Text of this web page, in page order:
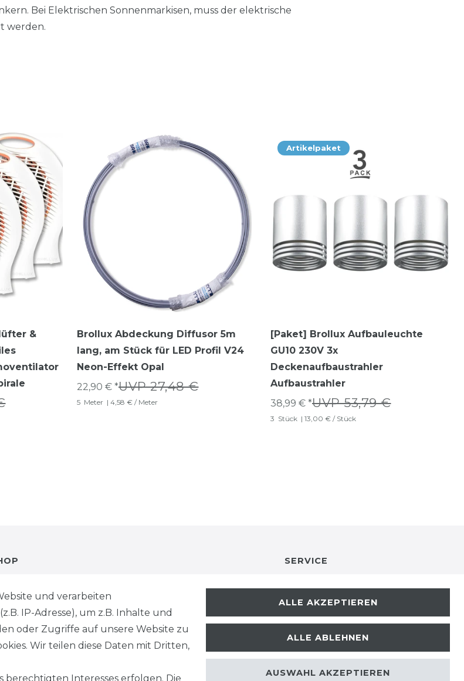
Bei Elektrischen Sonnenmarkisen, muss der elektrische
werden.
&
Brollux Abdeckung Diffusor 5m
lang, am Stück für LED Profil V24
Neon-Effekt Opal
UVP 27,48 €
22,90 € *
5 Meter | 4,58 € / Meter
Artikelpaket
[Paket] Brollux Aufbauleuchte
GU10 230V 3x
Deckenaufbaustrahler
Aufbaustrahler
UVP 53,79 €
38,99 € *
3 Stück | 13,00 € / Stück
SERVICE
RETOURENINFO
KONTAKT
ZAHLUNGSARTEN
und verarbeiten
IP-Adresse), um z.B. Inhalte und
oder Zugriffe auf unsere Website zu
Wir teilen diese Daten mit Dritten,
Interesses erfolgen. Die
ALLE AKZEPTIEREN
ALLE ABLEHNEN
AUSWAHL AKZEPTIEREN